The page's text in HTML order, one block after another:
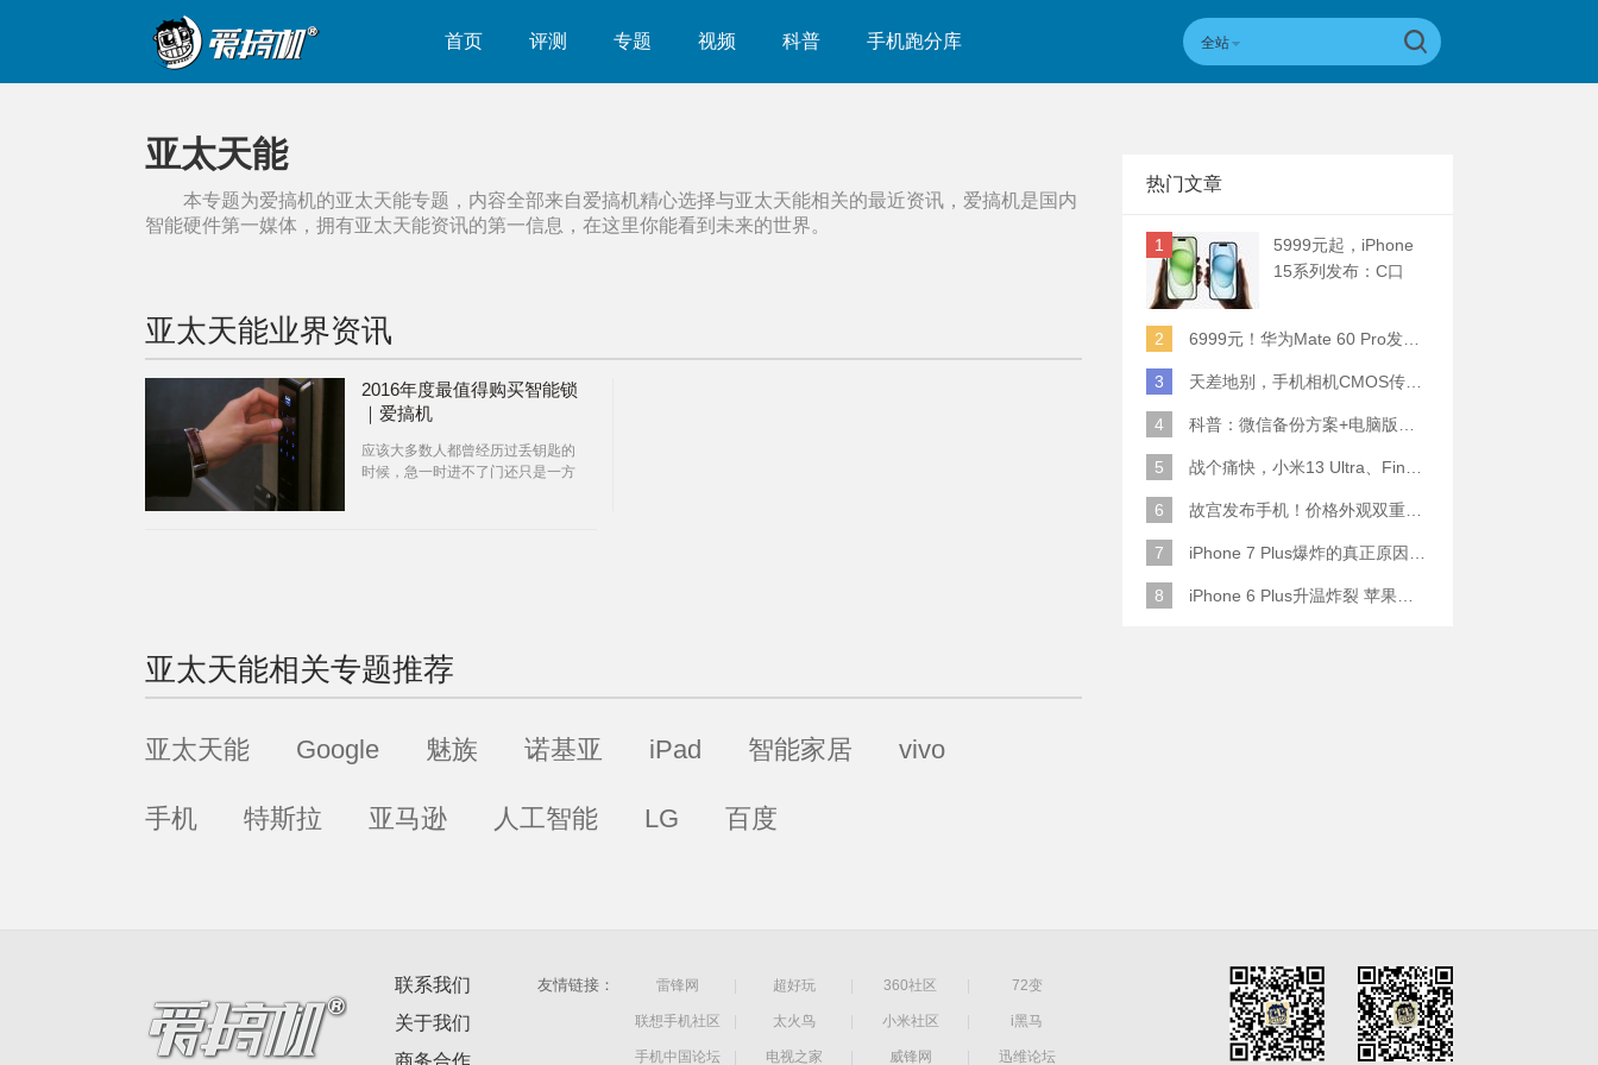
首页 评测 专题 视频 科普 手机跑分库 全站
亚太天能
本专题为爱搞机的亚太天能专题，内容全部来自爱搞机精心选择与亚太天能相关的最近资讯，爱搞机是国内
智能硬件第一媒体，拥有亚太天能资讯的第一信息，在这里你能看到未来的世界。
亚太天能业界资讯
2016年度最值得购买智能锁
｜爱搞机
应该大多数人都曾经历过丢钥匙的
时候，急一时进不了门还只是一方
亚太天能相关专题推荐
亚太天能 Google 魅族 诺基亚 iPad 智能家居 vivo
手机 特斯拉 亚马逊 人工智能 LG 百度
热门文章
1
5999元起，iPhone
15系列发布：C口
2
6999元！华为Mate 60 Pro发布：麒麟9000S+卫星通话 (附初步跑分)
3 天差地别，手机相机CMOS传感器实际面积对比
4 科普：微信备份方案+电脑版丢失数据恢复指南
5 战个痛快，小米13 Ultra、Find X6 Pro、vivo X90 Pro+、小米12SU拍照横评
6 故宫发布手机！价格外观双重逆天！
7 iPhone 7 Plus爆炸的真正原因原来是这样
8 iPhone 6 Plus升温炸裂 苹果赔了一部全新的
联系我们
关于我们
商务合作
友情链接： 雷锋网 超好玩 360社区 72变
联想手机社区 太火鸟 小米社区 i黑马
手机中国论坛 电视之家 威锋网 迅维论坛